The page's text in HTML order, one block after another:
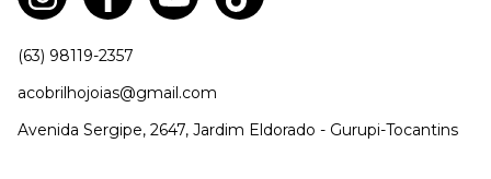
(63) 98119-2357
acobrilhojoias@gmail.com
Avenida Sergipe, 2647, Jardim Eldorado - Gurupi-Tocantins